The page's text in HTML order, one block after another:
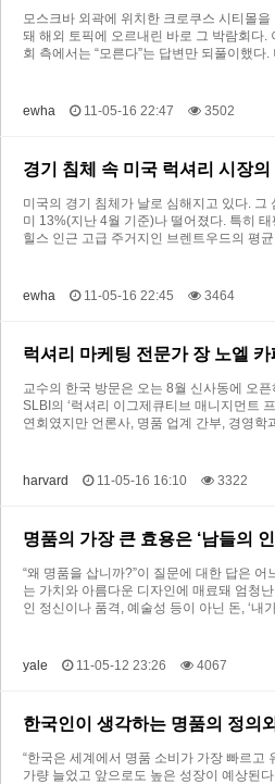
모스크바 외곽에 위치한 크로쿠스 시티몰
돼 해외 토픽에 오르내린 바로 그 박람회다
회 측에서는 “모른다”는 답변만 되풀이했
ewha 11-05-16 22:47 3502
경기 침체 속 미국 럭셔리 시장의
미국의 경기 침체가 날로 심해지고 있다.
미 13%(지난 4월 기준)나 떨어졌다. 특히
힐스 인근 고급 주거지인 브렌트우드의 평
ewha 11-05-16 22:45 3464
럭셔리 마케팅 전문가 장 노엘
교수의 한국 방문은 오는 8월 신사동에 오
SLBI의 ‘럭셔리 이그제큐티브 매니지먼트
연회였지만 언론사, 명품 업계 간부, 경영학
harvard 11-05-16 16:10 3322
명품의 가장 큰 효용은 ‘남들의 인
“왜 명품을 삽니까?”이 질문에 대한 답은
는 가치와 아름다운 디자인에 매료돼 엄청
인 정신이나 품격, 예술성 등이 아닌 돈, ‘
yale 11-05-12 23:26 4067
한국인이 생각하는 명품의 정의
“한국은 세계에서 명품 소비가 가장 빠르고
가량 늘었고 앞으로도 높은 성장이 예상된